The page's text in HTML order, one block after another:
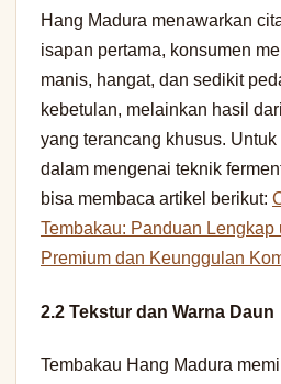
Hang Madura menawarkan
isapan pertama, konsumen
manis, hangat, dan sedikit
kebetulan, melainkan hasil
yang terancang khusus.
dalam mengenai teknik
bisa membaca artikel berikut:
Tembakau: Panduan Lengkap
Premium dan Keunggulan
2.2 Tekstur dan Warna Daun
Tembakau Hang Madura